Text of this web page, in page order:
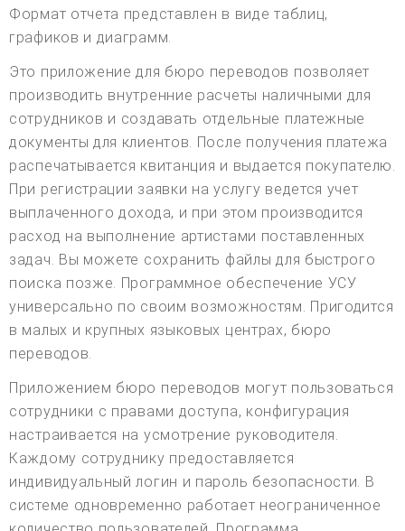
Формат отчета представлен в виде таблиц,
графиков и диаграмм.
Это приложение для бюро переводов позволяет
производить внутренние расчеты наличными для
сотрудников и создавать отдельные платежные
документы для клиентов. После получения платежа
распечатывается квитанция и выдается покупателю.
При регистрации заявки на услугу ведется учет
выплаченного дохода, и при этом производится
расход на выполнение артистами поставленных
задач. Вы можете сохранить файлы для быстрого
поиска позже. Программное обеспечение УСУ
универсально по своим возможностям. Пригодится
в малых и крупных языковых центрах, бюро
переводов.
Приложением бюро переводов могут пользоваться
сотрудники с правами доступа, конфигурация
настраивается на усмотрение руководителя.
Каждому сотруднику предоставляется
индивидуальный логин и пароль безопасности. В
системе одновременно работает неограниченное